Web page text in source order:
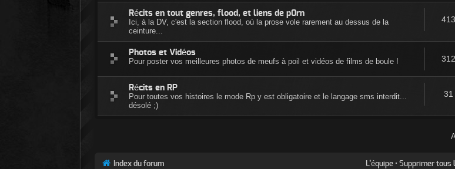
Récits en tout genres, flood, et liens de p0rn
Ici, à la DV, c'est la section flood, où la prose vole rarement au dessus de la
ceinture...
413
Photos et Vidéos
Pour poster vos meilleures photos de meufs à poil et vidéos de films de boule !
312
Récits en RP
Pour toutes vos histoires le mode Rp y est obligatoire et le langage sms interdit...
désolé ;)
31
Index du forum L’équipe• Supprimer tous